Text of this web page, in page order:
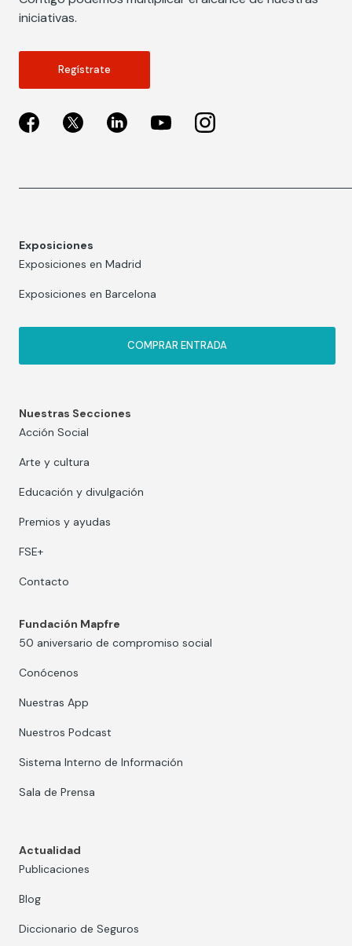
iniciativas.
Regístrate
Exposiciones
Exposiciones en Madrid
Exposiciones en Barcelona
COMPRAR ENTRADA
Nuestras Secciones
Acción Social
Arte y cultura
Educación y divulgación
Premios y ayudas
FSE+
Contacto
Fundación Mapfre
50 aniversario de compromiso social
Conócenos
Nuestras App
Nuestros Podcast
Sistema Interno de Información
Sala de Prensa
Actualidad
Publicaciones
Blog
Diccionario de Seguros